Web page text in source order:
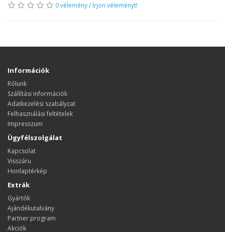
0 vélemény/ Írjon véleményt!
Információk
Rólunk
Szállítási információk
Adatkezelési szabályzat
Felhasználási feltételek
Impresszum
Ügyfélszolgálat
Kapcsolat
Visszáru
Honlaptérkép
Extrák
Gyártók
Ajándékutalvány
Partner program
Akciók